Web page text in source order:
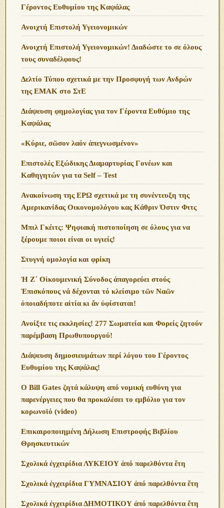
Γέροντος Ευθυμίου της Καψάλας
Ανοιχτή Επιστολή Υγειονομικών
Ανοιχτή Επιστολή Υγειονομικών! Διαδώστε το σε όλους
τους συναδέλφους!
Δελτίο Τύπου σχετικά με την Προσφυγή των Ανδρών
της ΕΜΑΚ στο ΣτΕ
Διάψευση φημολογίας για τον Γέροντα Ευθύμιο της
Καψάλας
«Κύριε, σῶσον λαόν ἀπεγνωσμένον»
Επιστολές Εξώδικης Διαμαρτυρίας Γονέων και
Καθηγητών για τα Self – Test
Ανακοίνωση της ΕΡΩ σχετικά με τη συνέντευξη της
Αμερικανίδας Οικονομολόγου κας Κάθριν Όστιν Φιτς
Μπιλ Γκέιτς: Ψηφιακή πιστοποίηση σε όλους για να
ξέρουμε ποιοι είναι οι υγιείς!
Στυγνή ομολογία και φρίκη
Ἡ Ζ΄ Οἰκουμενική Σύνοδος ἀπαγορεύει στούς
Ἐπισκόπους νά δέχονται τό κλείσιμο τῶν Ναῶν
ὁποιαδήποτε αἰτία κι ἄν ὑφίσταται!
Ανoίξτε τις εκκλησίες! 277 Σωματεία και Φορείς ζητούν
παρέμβαση Πρωθυπουργού!
Διάψευση δημοσιευμάτων περί λόγου του Γέροντος
Ευθυμίου της Καψάλας!
O Bill Gates ζητά κάλυψη από νομική ευθύνη για
παρενέργειες που θα προκαλέσει το εμβόλιο για τον
κορωνοϊό (video)
Επικαιροποιημένη Δήλωση Επιστροφής Βιβλίου
Θρησκευτικών
Σχολικά ἐγχειρίδια ΛΥΚΕΙΟΥ ἀπό παρελθόντα ἔτη
Σχολικά ἐγχειρίδια ΓΥΜΝΑΣΙΟΥ ἀπό παρελθόντα ἔτη
Σχολικά ἐγχειρίδια ΔΗΜΟΤΙΚΟΥ ἀπό παρελθόντα ἔτη